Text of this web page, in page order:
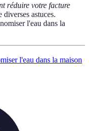
réduire votre facture
diverses astuces.
l'eau dans la
l'eau dans la maison